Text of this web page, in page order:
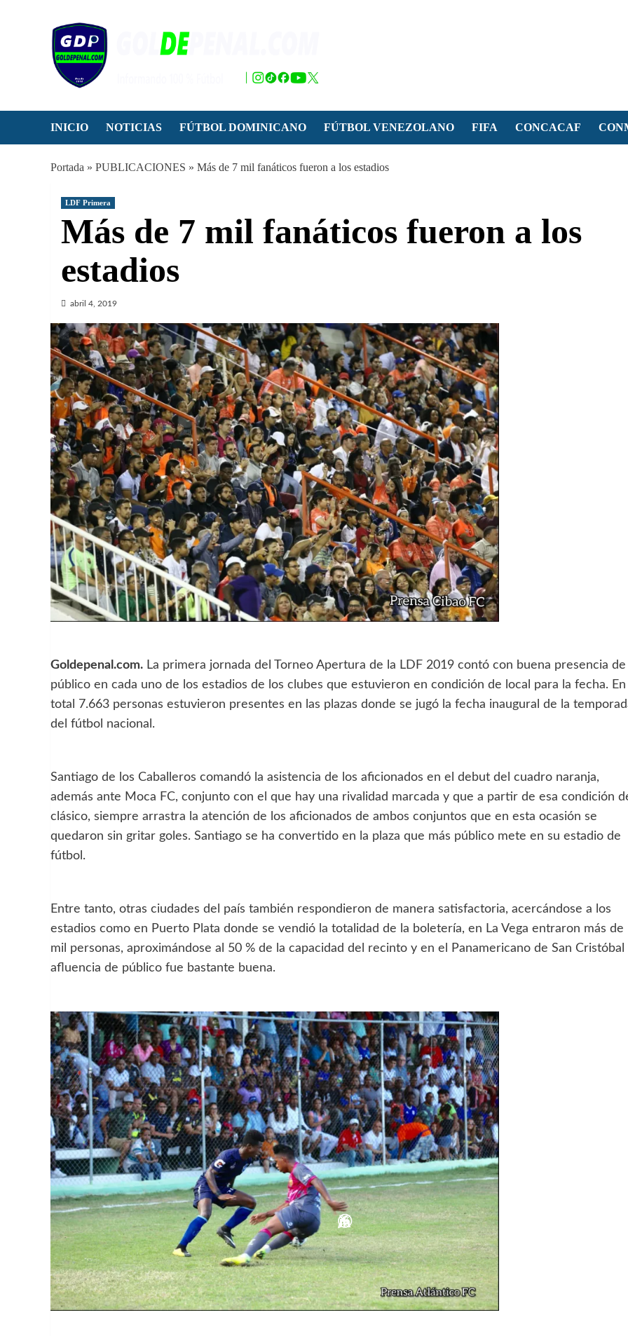
INICIO NOTICIAS FÚTBOL DOMINICANO FÚTBOL VENEZOLANO FIFA CONCACAF
Portada » PUBLICACIONES » Más de 7 mil fanáticos fueron a los estadios
LDF Primera
Más de 7 mil fanáticos fueron a los
estadios
abril 4, 2019
Goldepenal.com. La primera jornada del Torneo Apertura de la LDF 2019 contó con buena presencia de
público en cada uno de los estadios de los clubes que estuvieron en condición de local para la fecha. En
total 7.663 personas estuvieron presentes en las plazas donde se jugó la fecha inaugural de la
del fútbol nacional.
Santiago de los Caballeros comandó la asistencia de los aficionados en el debut del cuadro naranja,
además ante Moca FC, conjunto con el que hay una rivalidad marcada y que a partir de esa condición
clásico, siempre arrastra la atención de los aficionados de ambos conjuntos que en esta ocasión se
quedaron sin gritar goles. Santiago se ha convertido en la plaza que más público mete en su estadio de
fútbol.
Entre tanto, otras ciudades del país también respondieron de manera satisfactoria, acercándose a los
estadios como en Puerto Plata donde se vendió la totalidad de la boletería, en La Vega entraron más de
mil personas, aproximándose al 50 % de la capacidad del recinto y en el Panamericano de San Cristóbal
afluencia de público fue bastante buena.